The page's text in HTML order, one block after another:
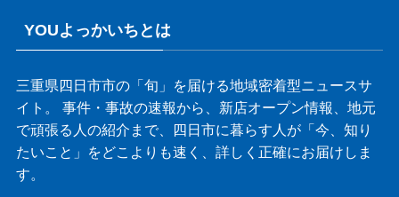
YOUよっかいちとは
三重県四日市市の「旬」を届ける地域密着型ニュースサ
イト。 事件・事故の速報から、新店オープン情報、地元
で頑張る人の紹介まで、四日市に暮らす人が「今、知り
たいこと」をどこよりも速く、詳しく正確にお届けしま
す。